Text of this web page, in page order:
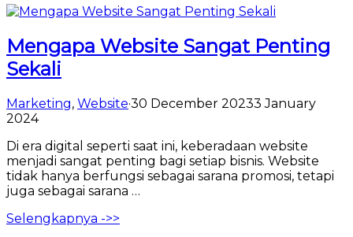
Mengapa Website Sangat Penting
Sekali
Marketing, Website·30 December 20233 January
2024
Di era digital seperti saat ini, keberadaan website
menjadi sangat penting bagi setiap bisnis. Website
tidak hanya berfungsi sebagai sarana promosi, tetapi
juga sebagai sarana …
Selengkapnya ->>